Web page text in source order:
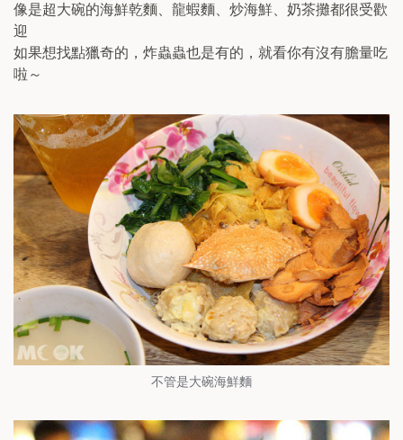
像是超大碗的海鮮乾麵、龍蝦麵、炒海鮮、奶茶攤都很受歡
迎
如果想找點獵奇的，炸蟲蟲也是有的，就看你有沒有膽量吃
啦～
不管是大碗海鮮麵